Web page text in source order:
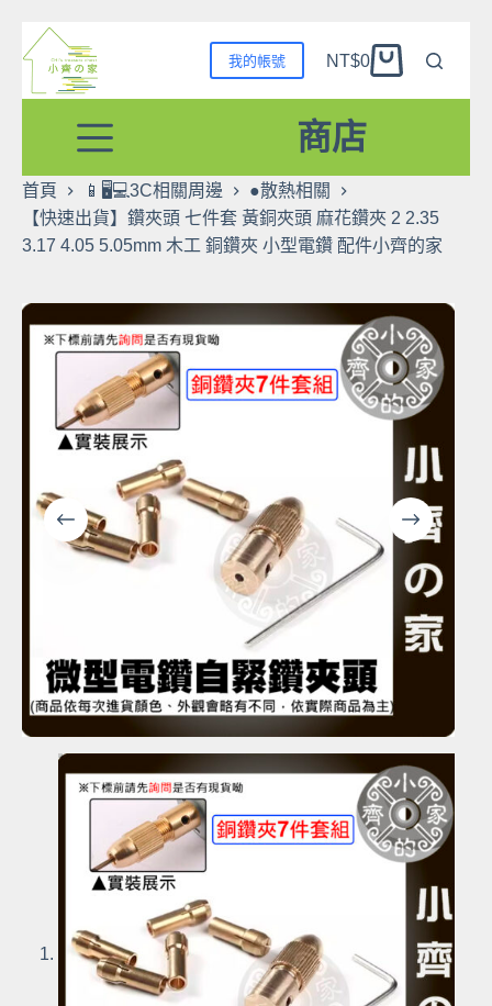
至
主
容
我的帳號
購
物
車
NT$0
商店
首頁 📱🖥️💻3C相關周邊
●散熱相關
【快速出貨】鑽夾頭 七件套 黃銅夾頭 麻花鑽夾 2 2.35
3.17 4.05 5.05mm 木工 銅鑽夾 小型電鑽 配件小齊的家